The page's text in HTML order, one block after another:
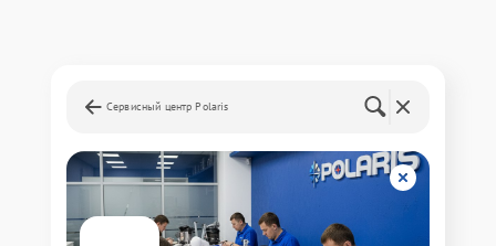
Сервисный центр Polaris